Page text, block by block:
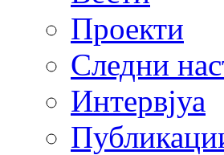
Проекти
Следни
Интервјуа